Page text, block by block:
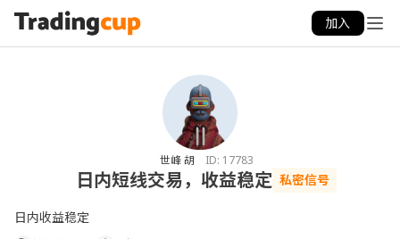
加入
世峰 胡 ID: 17783
日内短线交易，收益稳定 私密信号
日内收益稳定